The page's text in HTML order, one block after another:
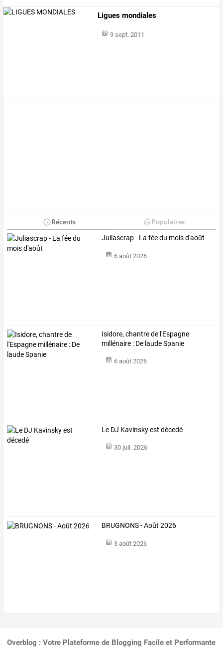
Ligues mondiales
9 sept. 2011
Récents Populaires
Juliascrap - La fée du mois d'août
6 août 2026
Isidore, chantre de l'Espagne
millénaire : De laude Spanie
6 août 2026
Le DJ Kavinsky est décedé
30 juil. 2026
BRUGNONS - Août 2026
3 août 2026
Overblog : Votre Plateforme de Blogging Facile et Performante